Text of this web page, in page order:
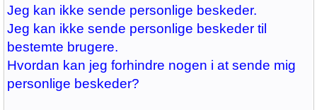
Jeg kan ikke sende personlige beskeder.
Jeg kan ikke sende personlige beskeder til
bestemte brugere.
Hvordan kan jeg forhindre nogen i at sende mig
personlige beskeder?